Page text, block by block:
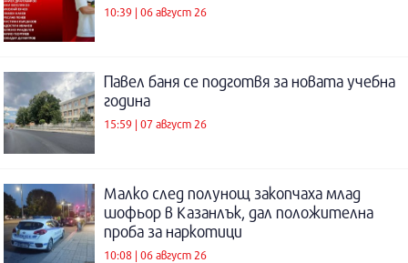
10:39 | 06 август 26
Павел баня се подготвя за новата учебна
година
15:59 | 07 август 26
Малко след полунощ закопчаха млад
шофьор в Казанлък, дал положителна
проба за наркотици
10:08 | 06 август 26